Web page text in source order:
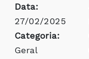
Data:
27/02/2025
Categoria:
Geral